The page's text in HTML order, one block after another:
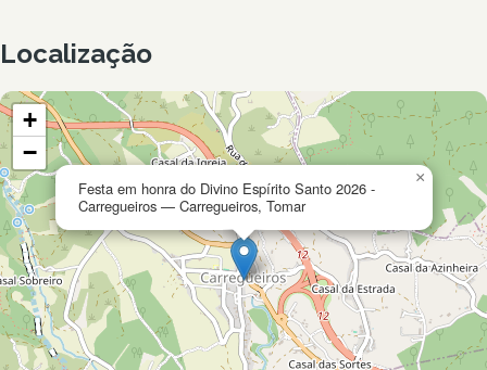
Localização
Festa em honra do Divino Espírito Santo 2026 -
Carregueiros — Carregueiros, Tomar
×
+
−